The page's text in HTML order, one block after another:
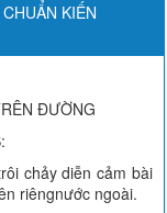
KIẾN
ĐƯỜNG
chảy diễn cảm bài
riêngnước ngoài.